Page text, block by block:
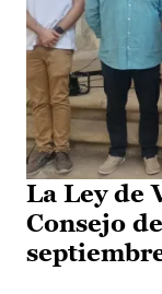
La Ley de
Consejo